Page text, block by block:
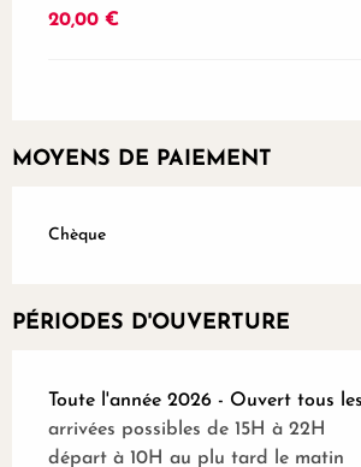
20,00 €
MOYENS DE PAIEMENT
Chèque
PÉRIODES D'OUVERTURE
Toute l'année 2026 - Ouvert tous
arrivées possibles de 15H à 22H
départ à 10H au plu tard le matin